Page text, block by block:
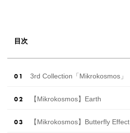
目次
3rd Collection「Mikrokosmos」
【Mikrokosmos】Earth
【Mikrokosmos】Butterfly Effect